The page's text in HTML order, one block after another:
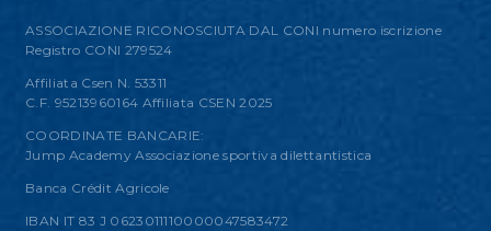
ASSOCIAZIONE RICONOSCIUTA DAL CONI numero iscrizione
Registro CONI 279524
Affiliata Csen N. 53311
C.F. 95213960164 Affiliata CSEN 2025
COORDINATE BANCARIE:
Jump Academy Associazione sportiva dilettantistica
Banca Crédit Agricole
IBAN IT 83 J 0623011110000047583472